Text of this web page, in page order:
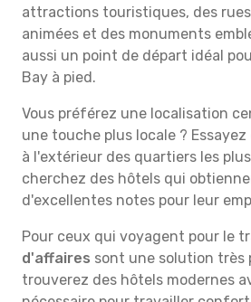
attractions touristiques, des
animées et des monuments
aussi un point de départ idéal
Bay à pied.
Vous préférez une localisation
une touche plus locale ?
à l'extérieur des quartiers les
cherchez des hôtels qui
d'excellentes notes pour leur
Pour ceux qui voyagent pour le
d'affaires sont une solution très
trouverez des hôtels modernes